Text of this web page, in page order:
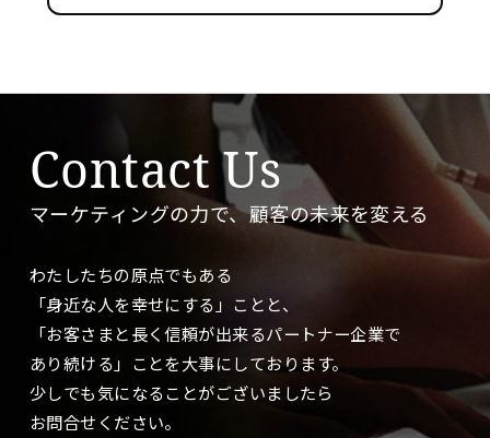
Contact Us
マーケティングの力で、顧客の未来を変える
わたしたちの原点でもある
「身近な人を幸せにする」ことと、
「お客さまと長く信頼が出来るパートナー企業で
あり続ける」ことを大事にしております。
少しでも気になることがございましたら
お問合せください。